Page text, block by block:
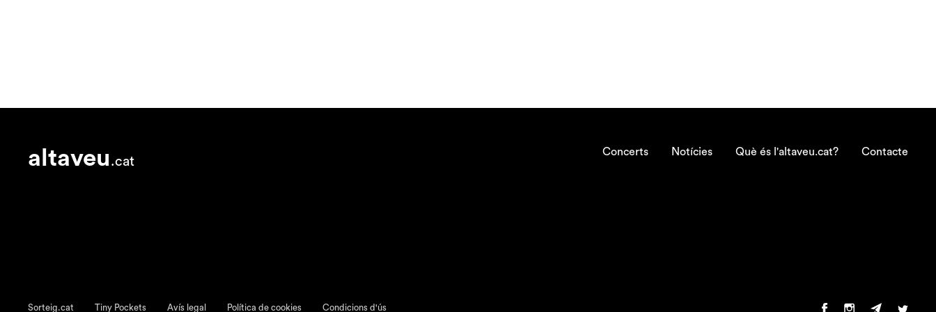
altaveu.cat
Concerts Notícies Què és l'altaveu.cat? Contacte
Sorteig.cat Tiny Pockets Avís legal Política de cookies Condicions d'ús